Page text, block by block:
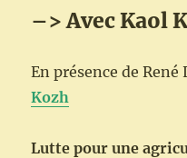
–> Avec Kaol
En présence de René
Kozh
Lutte pour une